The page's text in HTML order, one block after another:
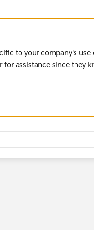
to your company's use
assistance since they